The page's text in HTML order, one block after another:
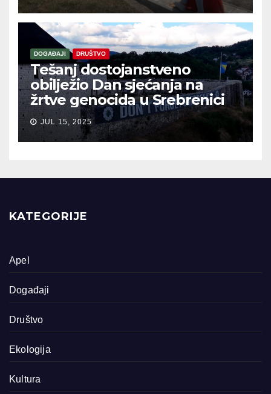
DOGAĐAJI DRUŠTVO
Tešanj dostojanstveno
obilježio Dan sjećanja na
žrtve genocida u Srebrenici
JUL 15, 2025
KATEGORIJE
Apel
Događaji
Društvo
Ekologija
Kultura